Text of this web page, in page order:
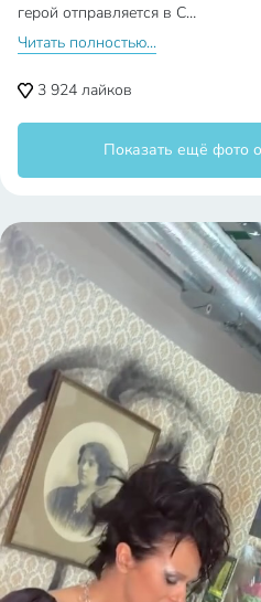
герой отправляется в С…
Читать полностью...
3 924 лайков
Показать ещё фото